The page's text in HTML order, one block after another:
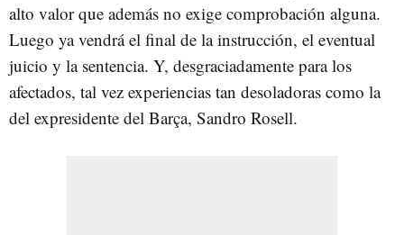
alto valor que además no exige comprobación alguna.
Luego ya vendrá el final de la instrucción, el eventual
juicio y la sentencia. Y, desgraciadamente para los
afectados, tal vez experiencias tan desoladoras como la
del expresidente del Barça, Sandro Rosell.